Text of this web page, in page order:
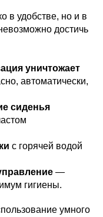
в удобстве, но и в
достичь
уничтожает
автоматически,
сиденья
с горячей водой
—
гигиены.
умного